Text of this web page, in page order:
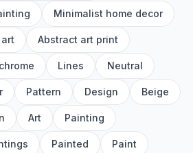
Minimalist home decor
Abstract art print
Lines Neutral
Pattern Design Beige
Art Painting
Painted Paint